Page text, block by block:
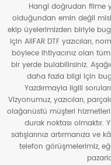
Hangi doğrudan filme
olduğundan emin değil
ekip üyelerimizden biriyle
için AIIFAR DTF yazıcıları,
böylece ihtiyacınız olan
bir yerde bulabilirsiniz.
daha fazla bilgi için
Yazdırmayla ilgili
Vizyonumuz, yazıcıları,
olağanüstü müşteri
durak noktası olmaktır.
satışlarınızı artırmanıza ve
telefon görüşmelerimiz,